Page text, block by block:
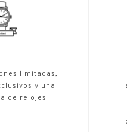
limitadas,
y una
de relojes